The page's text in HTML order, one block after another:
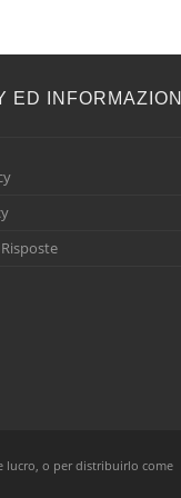
ED INFORMAZIONI
lucro, o per distribuirlo come